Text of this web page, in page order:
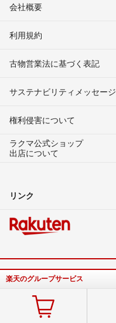
会社概要
利用規約
古物営業法に基づく表記
サステナビリティメッセージ
権利侵害について
ラクマ公式ショップ
出店について
リンク
楽天のグループサービス